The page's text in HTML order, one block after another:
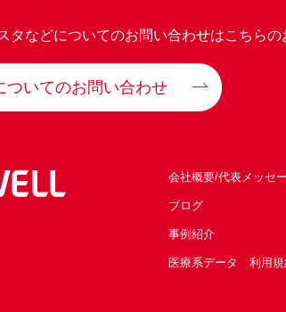
タなどについてのお問い合わせはこちらの
ついてのお問い合わせ
会社概要/代表メッセ
ブログ
事例紹介
医療系データ 利用規